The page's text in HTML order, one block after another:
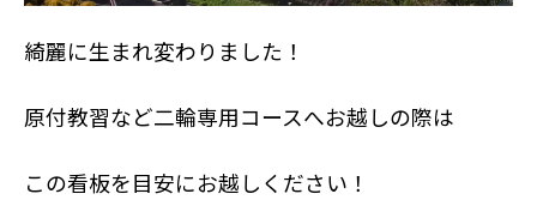
綺麗に生まれ変わりました！
原付教習など二輪専用コースへお越しの際は
この看板を目安にお越しください！